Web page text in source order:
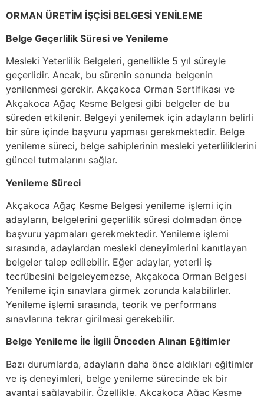
ORMAN ÜRETİM İŞÇİSİ BELGESİ YENİLEME
Belge Geçerlilik Süresi ve Yenileme
Mesleki Yeterlilik Belgeleri, genellikle 5 yıl süreyle
geçerlidir. Ancak, bu sürenin sonunda belgenin
yenilenmesi gerekir. Akçakoca Orman Sertifikası ve
Akçakoca Ağaç Kesme Belgesi gibi belgeler de bu
süreden etkilenir. Belgeyi yenilemek için adayların belirli
bir süre içinde başvuru yapması gerekmektedir. Belge
yenileme süreci, belge sahiplerinin mesleki yeterliliklerini
güncel tutmalarını sağlar.
Yenileme Süreci
Akçakoca Ağaç Kesme Belgesi yenileme işlemi için
adayların, belgelerini geçerlilik süresi dolmadan önce
başvuru yapmaları gerekmektedir. Yenileme işlemi
sırasında, adaylardan mesleki deneyimlerini kanıtlayan
belgeler talep edilebilir. Eğer adaylar, yeterli iş
tecrübesini belgeleyemezse, Akçakoca Orman Belgesi
Yenileme için sınavlara girmek zorunda kalabilirler.
Yenileme işlemi sırasında, teorik ve performans
sınavlarına tekrar girilmesi gerekebilir.
Belge Yenileme İle İlgili Önceden Alınan Eğitimler
Bazı durumlarda, adayların daha önce aldıkları eğitimler
ve iş deneyimleri, belge yenileme sürecinde ek bir
avantaj sağlayabilir. Özellikle, Akçakoca Ağaç Kesme